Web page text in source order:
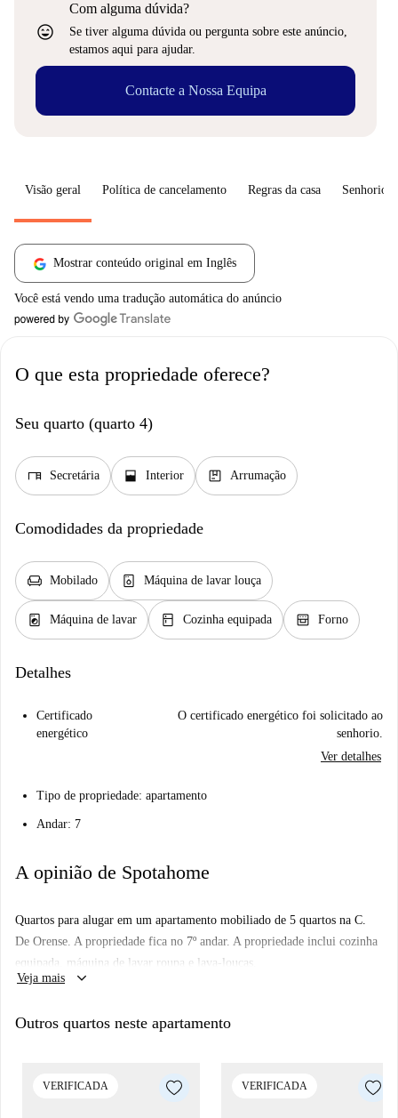
sentiment_very_satisfied
Com alguma dúvida?
Se tiver alguma dúvida ou pergunta sobre este anúncio,
estamos aqui para ajudar.
Contacte a Nossa Equipa
Visão geral Política de cancelamento Regras da casa Senhorio
Mostrar conteúdo original em Inglês
Você está vendo uma tradução automática do anúncio
O que esta propriedade oferece?
Seu quarto (quarto 4)
desk Secretária window_open Interior package Arrumação
Comodidades da propriedade
chair Mobilado dishwasher_gen Máquina de lavar louça
local_laundry_service Máquina de lavar kitchen Cozinha equipada oven_gen Forno
Detalhes
Certificado
energético
O certificado energético foi solicitado ao
senhorio.
Ver detalhes
Tipo de propriedade: apartamento
Andar: 7
A opinião de Spotahome
Quartos para alugar em um apartamento mobiliado de 5 quartos na C.
De Orense. A propriedade fica no 7º andar. A propriedade inclui cozinha
equipada, máquina de lavar roupa e lava-louças.
Veja mais
keyboard_arrow_down
Outros quartos neste apartamento
VERIFICADA VERIFICADA